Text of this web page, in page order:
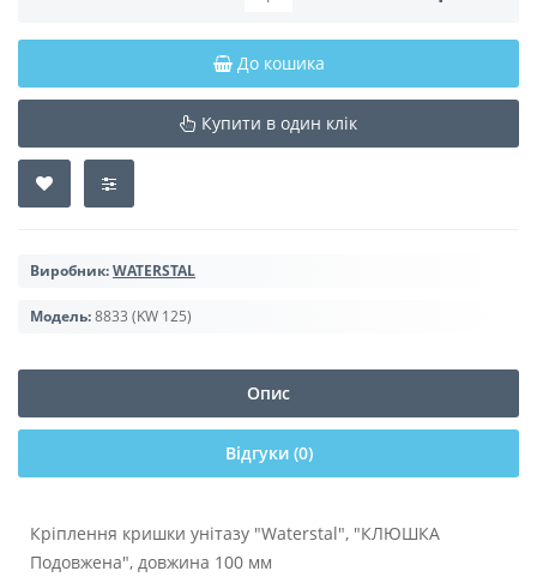
До кошика
Купити в один клік
Виробник:WATERSTAL
Модель:8833 (KW 125)
Опис
Відгуки (0)
Кріплення кришки унітазу "Waterstal", "КЛЮШКА
Подовжена", довжина 100 мм